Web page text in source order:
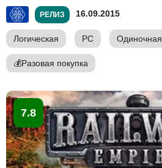
РЕЛИЗ 16.09.2015
Логическая PC Одиночная
💰Разовая покупка
7.8